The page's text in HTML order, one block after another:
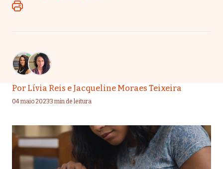
Por Lívia Reis e Jacqueline Moraes Teixeira
04 maio 20233 min de leitura